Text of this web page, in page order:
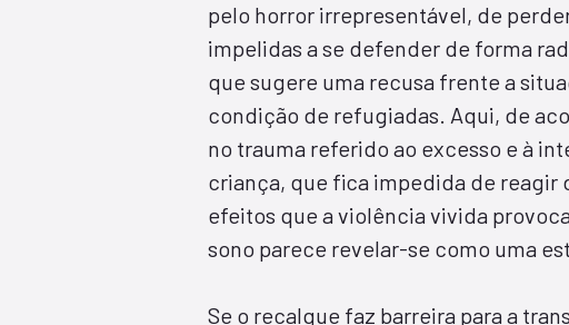
pelo horror irrepresentável, de
impelidas a se defender de forma
que sugere uma recusa frente a
condição de refugiadas. Aqui, de
no trauma referido ao excesso e à
criança, que fica impedida de reagir
efeitos que a violência vivida
sono parece revelar-se como uma
Se o recalque faz barreira para a